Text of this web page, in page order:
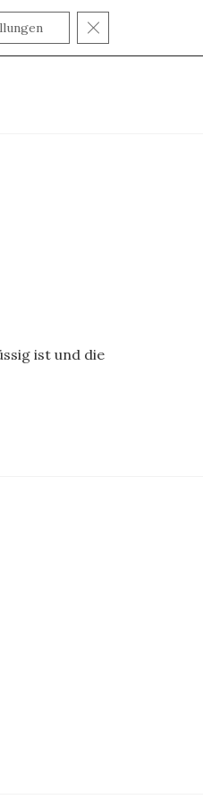
ist und die
GDPR